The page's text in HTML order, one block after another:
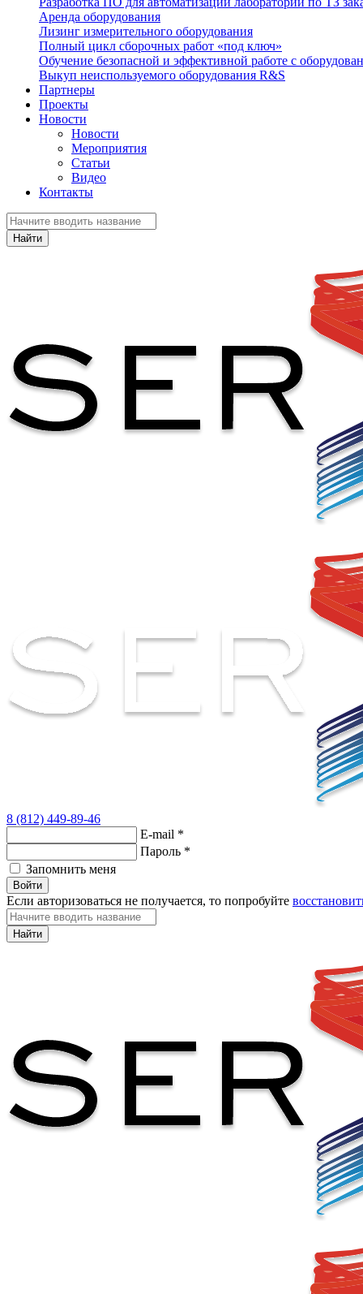
Аренда оборудования
Лизинг измерительного оборудования
Полный цикл сборочных работ «под ключ»
Обучение безопасной и эффективной работе с
Выкуп неиспользуемого оборудования R&S
Партнеры
Проекты
Новости
Новости
Мероприятия
Статьи
Видео
Контакты
Найти
8 (812) 449-89-46
E-mail *
Пароль *
Запомнить меня
Войти
Если авторизоваться не получается, то попробуйте
Найти